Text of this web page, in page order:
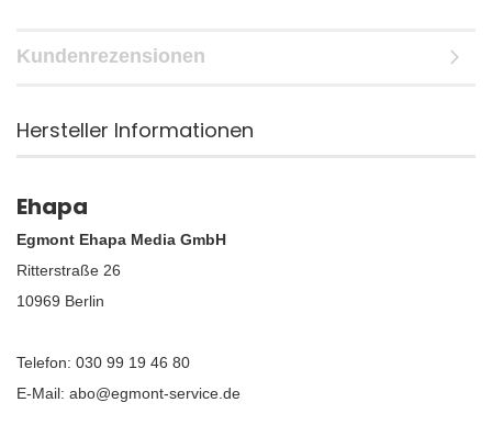
Kundenrezensionen
Hersteller Informationen
Ehapa
Egmont Ehapa Media GmbH
Ritterstraße 26
10969 Berlin
Telefon: 030 99 19 46 80
E-Mail: abo@egmont-service.de